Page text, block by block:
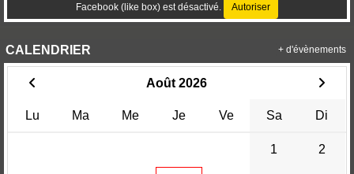
Facebook (like box) est désactivé. Autoriser
CALENDRIER
Août 2026
Lu Ma Me Je Ve Sa Di
1 2
+ d'évènements